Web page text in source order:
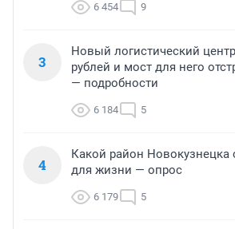
6 454 9
3
Новый логистический
рублей и мост для него
— подробности
6 184 5
4
Какой район
для жизни — опрос
6 179 5